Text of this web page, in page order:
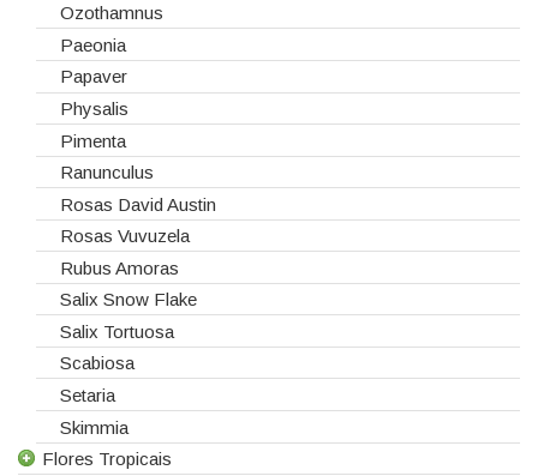
Vivaz
Ozothamnus
Paeonia
Papaver
Physalis
Pimenta
Ranunculus
Rosas David Austin
Rosas Vuvuzela
Rubus Amoras
Salix Snow Flake
Salix Tortuosa
Scabiosa
Setaria
Skimmia
Flores Tropicais